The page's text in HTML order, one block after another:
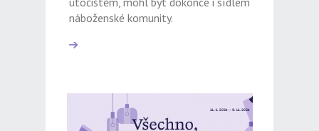
náboženské komunity.